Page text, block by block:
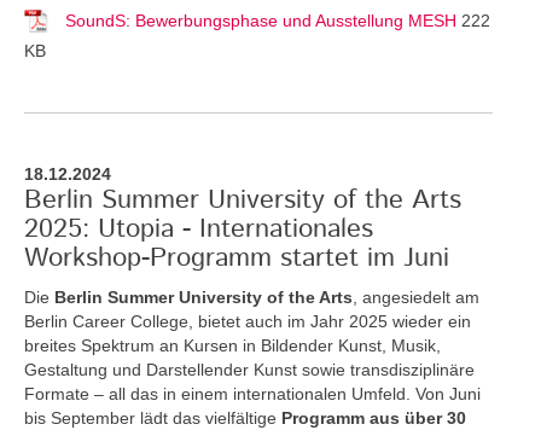
SoundS: Bewerbungsphase und Ausstellung MESH 222
KB
18.12.2024
Berlin Summer University of the Arts
2025: Utopia - Internationales
Workshop-Programm startet im Juni
Die Berlin Summer University of the Arts , angesiedelt am
Berlin Career College, bietet auch im Jahr 2025 wieder ein
breites Spektrum an Kursen in Bildender Kunst, Musik,
Gestaltung und Darstellender Kunst sowie transdisziplinäre
Formate – all das in einem internationalen Umfeld. Von Juni
bis September lädt das vielfältige Programm aus über 30